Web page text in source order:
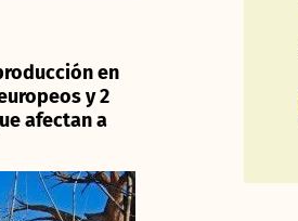
en
y 2
afectan a